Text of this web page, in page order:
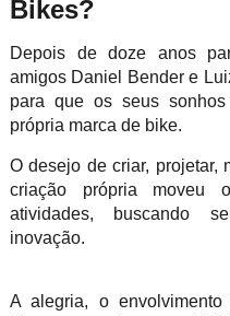
Bikes?
Depois de doze anos
amigos Daniel Bender e
para que os seus
própria marca de bike.
O desejo de criar, projetar,
criação própria moveu
atividades, buscando
inovação.
A alegria, o